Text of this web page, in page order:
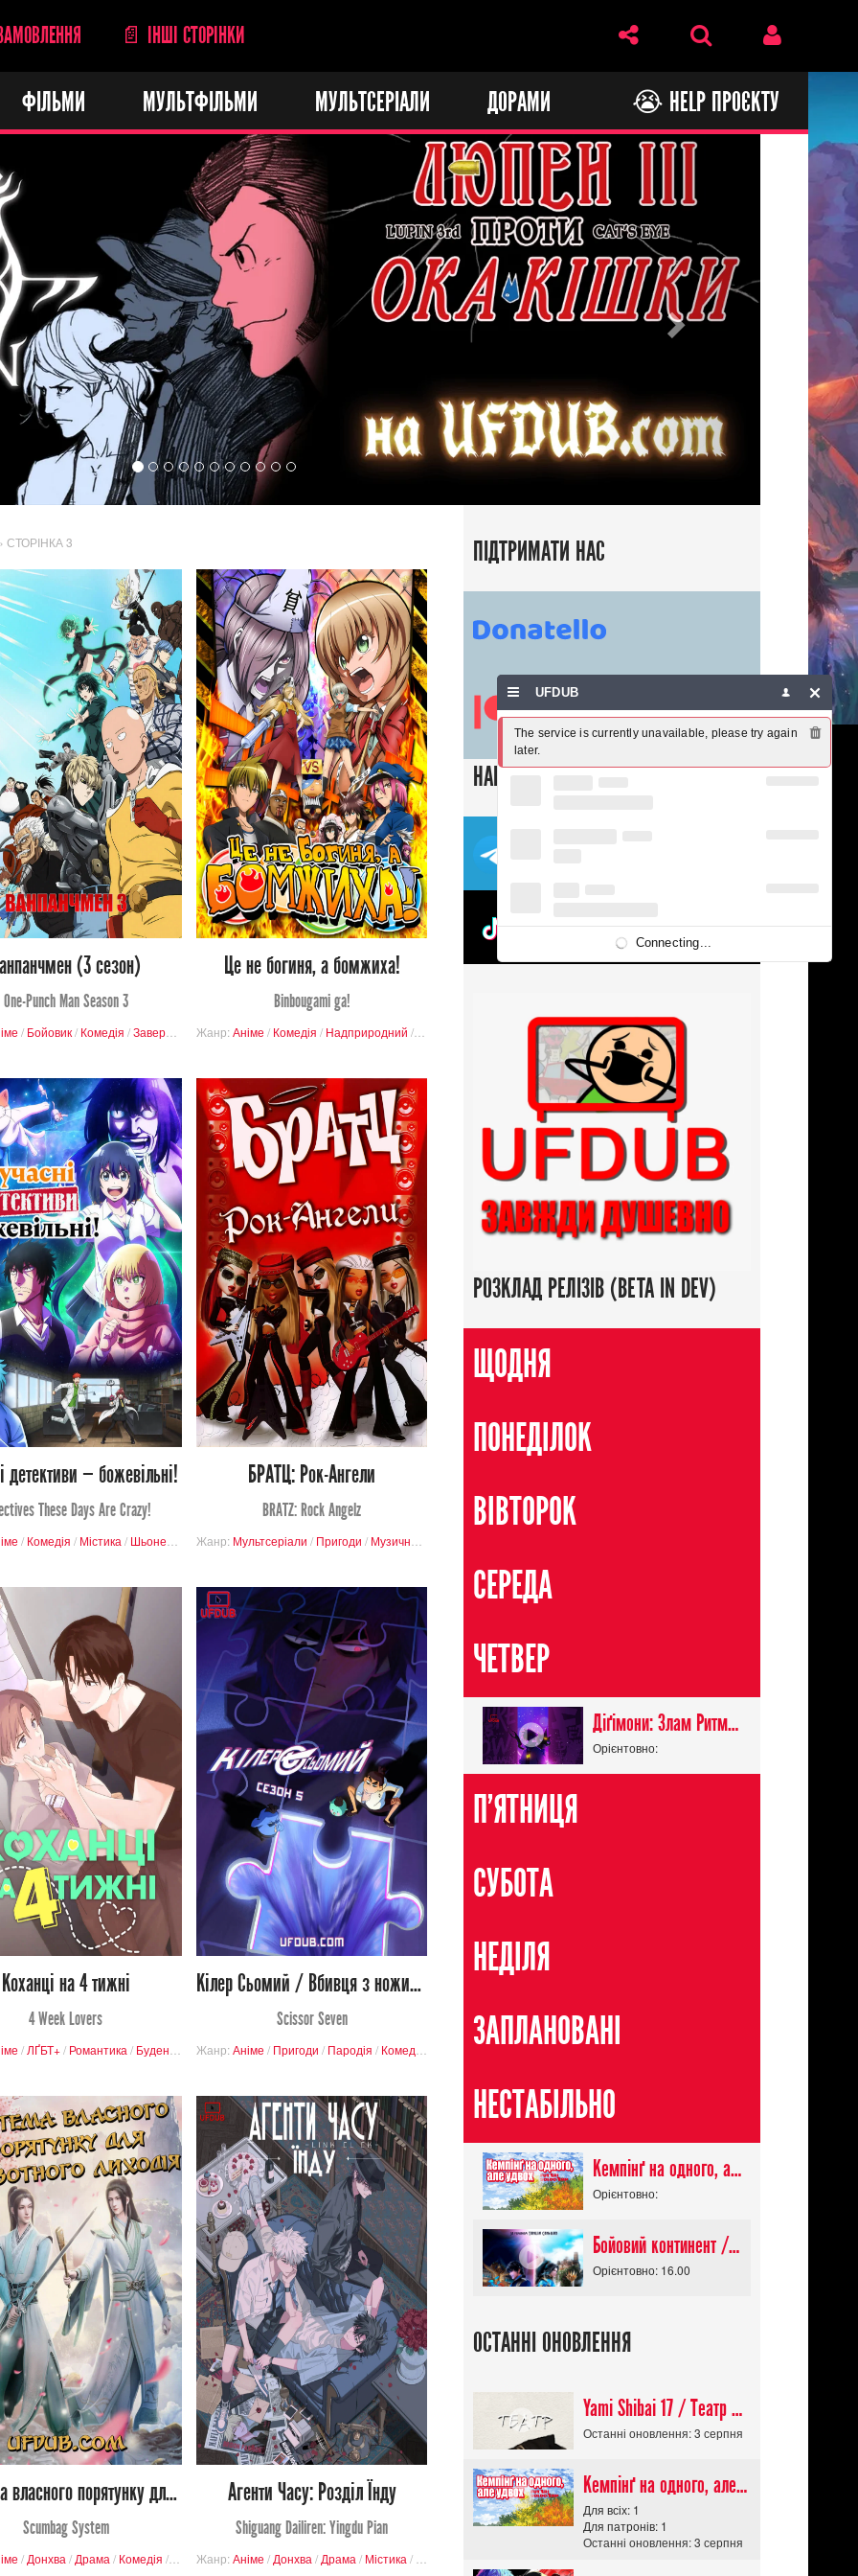
📄 ІНШІ СТОРІНКИ
ФІЛЬМИ МУЛЬТФІЛЬМИ МУЛЬТСЕРІАЛИ ДОРАМИ 😭 HELP ПРОЄКТУ
Next
СТОРІНКА 3
/Шьонен
547
Переглядів
4
(3 сезон)
One-Punch Man Season 3
/ Бойовик/ Комедія /Завершені проєкти
481
Переглядів
0 6
Це не богиня, а бомжиха!
Binbougami ga!
Жанр: Аніме / Комедія / Надприродний /
441
Переглядів
1 6
детективи — божевільні!
These Days Are Crazy!
/ Комедія / Містика / Шьонен Детектив
280
Переглядів
0 2
БРАТЦ: Рок-Ангели
BRATZ: Rock Angelz
Жанр: Мультсеріали / Пригоди / Музичний
779
Переглядів
0 14
Коханці на 4 тижні
4 Week Lovers
/ ЛҐБТ+/ Романтика / Буденність /БЛ
3 198
Переглядів
3 27
Кілер Сьомий / Вбивця з ножицями (Сезон 5)
Scissor Seven
Жанр: Аніме / Пригоди / Пародія / Комедія
3 559
Переглядів
0 46
Система власного порятунку для мерзотного лиходія
Scumbag System
/ Донхва / Драма / Комедія / Фантастика
7 019
Переглядів
1 51
Агенти Часу: Розділ Їнду
Shiguang Dailiren: Yingdu Pian
Жанр: Аніме / Донхва / Драма / Містика /
ПІДТРИМАТИ НАС
НАШІ СОЦ. МЕРЕЖІ
UFDUBTOK
РОЗКЛАД РЕЛІЗІВ (BETA IN DEV)
ЩОДНЯ
ПОНЕДІЛОК
ВІВТОРОК
СЕРЕДА
ЧЕТВЕР
Діґімони: Злам Ритму / Digimon Beatbreak
Орієнтовно:
П'ЯТНИЦЯ
СУБОТА
НЕДІЛЯ
ЗАПЛАНОВАНІ
НЕСТАБІЛЬНО
Кемпінґ на одного, але удвох / Futari Solo Camp
Орієнтовно:
Бойовий континент / Douluo Dalu
Орієнтовно: 16.00
ОСТАННІ ОНОВЛЕННЯ
Yami Shibai 17 / Театр Мороку 17
Останні оновлення: 3 серпня
Кемпінґ на одного, але удвох / Futari Solo Camp
Для всіх: 1
Для патронів: 1
Останні оновлення: 3 серпня
UFDUB
The service is currently unavailable, please try again
later.
Connecting...